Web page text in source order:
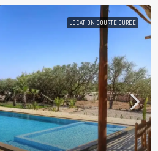
LOCATION COURTE DUREE